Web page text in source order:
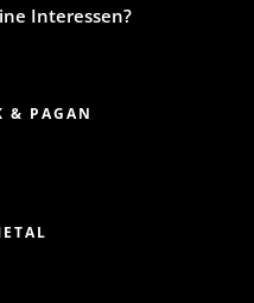
Interessen?
& PAGAN